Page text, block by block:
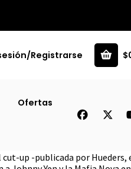
Registrarse
Ofertas
up -publicada por Hueders,